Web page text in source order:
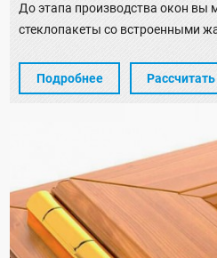
До этапа производства окон вы
стеклопакеты со встроенными
Подробнее